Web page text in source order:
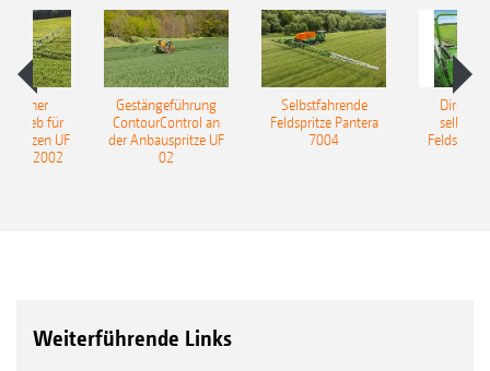
für
UF
UF 2002
Gestängeführung
ContourControl an
der Anbauspritze UF
02
Selbstfahrende
Feldspritze Pantera
7004
Weiterführende Links